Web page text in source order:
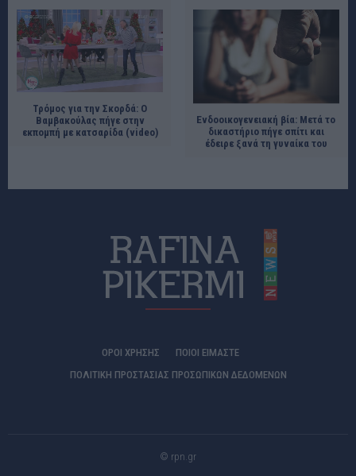
Τρόμος για την Σκορδά: Ο
Βαμβακούλας πήγε στην
εκπομπή με κατσαρίδα (video)
Ενδοοικογενειακή βία: Μετά το
δικαστήριο πήγε σπίτι και
έδειρε ξανά τη γυναίκα του
ΟΡΟΙ ΧΡΗΣΗΣ
ΠΟΙΟΊ ΕΊΜΑΣΤΕ
ΠΟΛΙΤΙΚΗ ΠΡΟΣΤΑΣΙΑΣ ΠΡΟΣΩΠΙΚΩΝ ΔΕΔΟΜΕΝΩΝ
© rpn.gr